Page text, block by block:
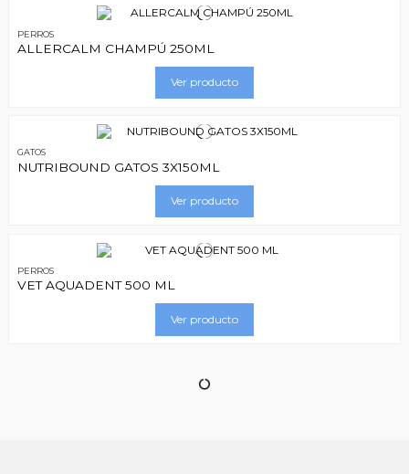
PERROS
ALLERCALM CHAMPÚ 250ML
Ver producto
GATOS
NUTRIBOUND GATOS 3X150ML
Ver producto
PERROS
VET AQUADENT 500 ML
Ver producto